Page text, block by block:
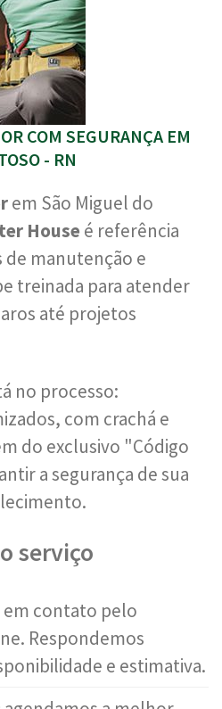
COM SEGURANÇA EM
- RN
em São Miguel do
House é referência
de manutenção e
treinada para atender
até projetos
no processo:
com crachá e
do exclusivo "Código
a segurança de sua
serviço
contato pelo
Respondemos
e estimativa.